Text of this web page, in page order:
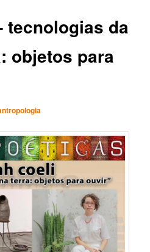
tecnologias da
objetos para